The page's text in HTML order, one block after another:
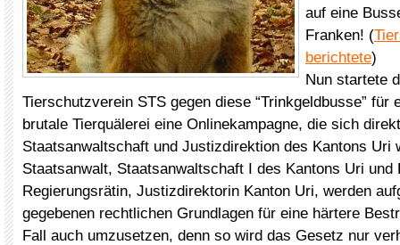
auf eine
Franken! (
berichtete)
Nun startete
Tierschutzverein STS gegen diese “Trinkgeldbusse” für
brutale Tierquälerei eine Onlinekampagne, die sich
Staatsanwaltschaft und Justizdirektion des Kantons Uri
Staatsanwalt, Staatsanwaltschaft I des Kantons Uri und
Regierungsrätin, Justizdirektorin Kanton Uri, werden
gegebenen rechtlichen Grundlagen für eine härtere
Fall auch umzusetzen, denn so wird das Gesetz nur